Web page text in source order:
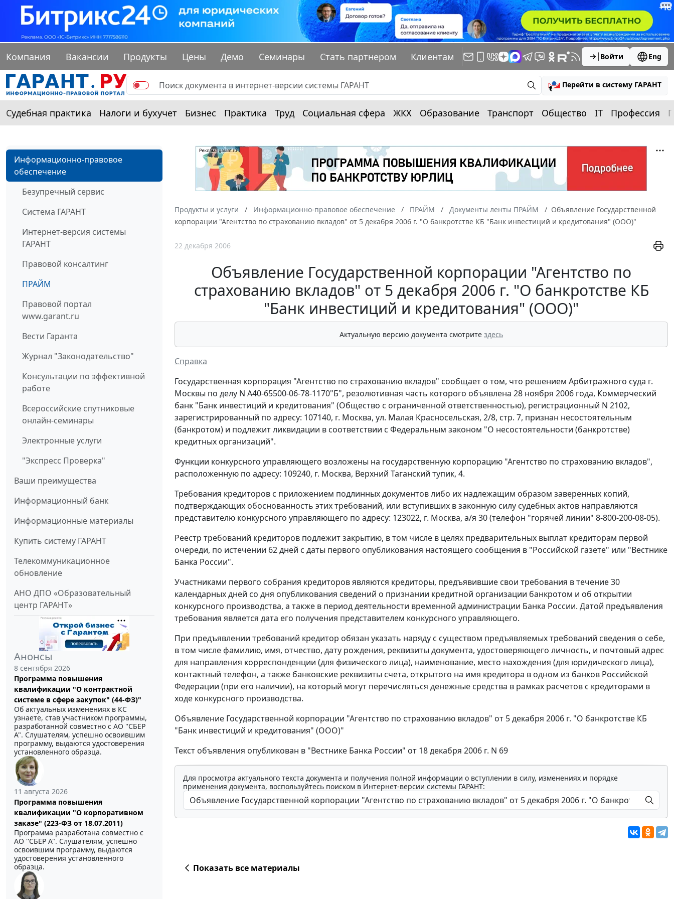
Компания Вакансии Продукты Цены Демо Семинары Стать партнером Клиентам Войти Eng
Перейти в систему ГАРАНТ
Судебная практика Налоги и бухучет Бизнес Практика Труд Социальная сфера ЖКХ Образование Транспорт Общество IT Профессия
Информационно-правовое
обеспечение
Безупречный сервис
Система ГАРАНТ
Интернет-версия системы
ГАРАНТ
Правовой консалтинг
ПРАЙМ
Правовой портал
www.garant.ru
Вести Гаранта
Журнал "Законодательство"
Консультации по эффективной
работе
Всероссийские спутниковые
онлайн-семинары
Электронные услуги
"Экспресс Проверка"
Ваши преимущества
Информационный банк
Информационные материалы
Купить систему ГАРАНТ
Телекоммуникационное
обновление
АНО ДПО «Образовательный
центр ГАРАНТ»
Анонсы
8 сентября 2026
Программа повышения
квалификации "О контрактной
системе в сфере закупок" (44-ФЗ)"
Об актуальных изменениях в КС
узнаете, став участником программы,
разработанной совместно с АО ''СБЕР
А". Слушателям, успешно освоившим
программу, выдаются удостоверения
установленного образца.
11 августа 2026
Программа повышения
квалификации "О корпоративном
заказе" (223-ФЗ от 18.07.2011)
Программа разработана совместно с
АО ''СБЕР А". Слушателям, успешно
освоившим программу, выдаются
удостоверения установленного
образца.
Продукты и услуги Информационно-правовое обеспечение ПРАЙМ Документы ленты ПРАЙМ
Объявление Государственной
корпорации "Агентство по страхованию вкладов" от 5 декабря 2006 г. "О банкротстве КБ "Банк инвестиций и кредитования" (ООО)"
22 декабря 2006
Объявление Государственной корпорации "Агентство по
страхованию вкладов" от 5 декабря 2006 г. "О банкротстве КБ
"Банк инвестиций и кредитования" (ООО)"
Актуальную версию документа смотрите здесь
Справка
Государственная корпорация "Агентство по страхованию вкладов" сообщает о том, что решением Арбитражного суда г.
Москвы по делу N А40-65500-06-78-1170"Б", резолютивная часть которого объявлена 28 ноября 2006 года, Коммерческий
банк "Банк инвестиций и кредитования" (Общество с ограниченной ответственностью), регистрационный N 2102,
зарегистрированный по адресу: 107140, г. Москва, ул. Малая Красносельская, 2/8, стр. 7, признан несостоятельным
(банкротом) и подлежит ликвидации в соответствии с Федеральным законом "О несостоятельности (банкротстве)
кредитных организаций".
Функции конкурсного управляющего возложены на государственную корпорацию "Агентство по страхованию вкладов",
расположенную по адресу: 109240, г. Москва, Верхний Таганский тупик, 4.
Требования кредиторов с приложением подлинных документов либо их надлежащим образом заверенных копий,
подтверждающих обоснованность этих требований, или вступивших в законную силу судебных актов направляются
представителю конкурсного управляющего по адресу: 123022, г. Москва, а/я 30 (телефон "горячей линии" 8-800-200-08-05).
Реестр требований кредиторов подлежит закрытию, в том числе в целях предварительных выплат кредиторам первой
очереди, по истечении 62 дней с даты первого опубликования настоящего сообщения в "Российской газете" или "Вестнике
Банка России".
Участниками первого собрания кредиторов являются кредиторы, предъявившие свои требования в течение 30
календарных дней со дня опубликования сведений о признании кредитной организации банкротом и об открытии
конкурсного производства, а также в период деятельности временной администрации Банка России. Датой предъявления
требования является дата его получения представителем конкурсного управляющего.
При предъявлении требований кредитор обязан указать наряду с существом предъявляемых требований сведения о себе,
в том числе фамилию, имя, отчество, дату рождения, реквизиты документа, удостоверяющего личность, и почтовый адрес
для направления корреспонденции (для физического лица), наименование, место нахождения (для юридического лица),
контактный телефон, а также банковские реквизиты счета, открытого на имя кредитора в одном из банков Российской
Федерации (при его наличии), на который могут перечисляться денежные средства в рамках расчетов с кредиторами в
ходе конкурсного производства.
Объявление Государственной корпорации "Агентство по страхованию вкладов" от 5 декабря 2006 г. "О банкротстве КБ
"Банк инвестиций и кредитования" (ООО)"
Текст объявления опубликован в "Вестнике Банка России" от 18 декабря 2006 г. N 69
Для просмотра актуального текста документа и получения полной информации о вступлении в силу, изменениях и порядке
применения документа, воспользуйтесь поиском в Интернет-версии системы ГАРАНТ:
Показать все материалы